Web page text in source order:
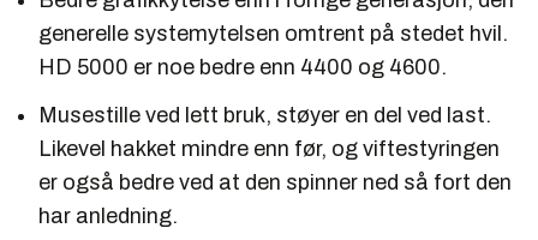
generelle systemytelsen omtrent på stedet hvil.
HD 5000 er noe bedre enn 4400 og 4600.
Musestille ved lett bruk, støyer en del ved last.
Likevel hakket mindre enn før, og viftestyringen
er også bedre ved at den spinner ned så fort den
har anledning.